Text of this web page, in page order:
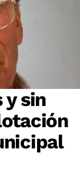
y sin